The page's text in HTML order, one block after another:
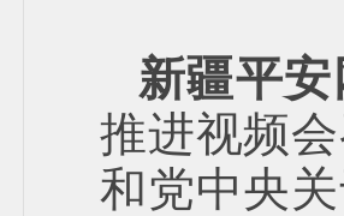
新疆平安
推进视频
和党中央